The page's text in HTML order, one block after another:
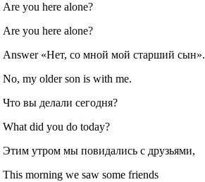
Are you here alone?
Are you here alone?
Answer «Нет, со мной мой старший сын».
No, my older son is with me.
Что вы делали сегодня?
What did you do today?
Этим утром мы повидались с друзьями,
This morning we saw some friends